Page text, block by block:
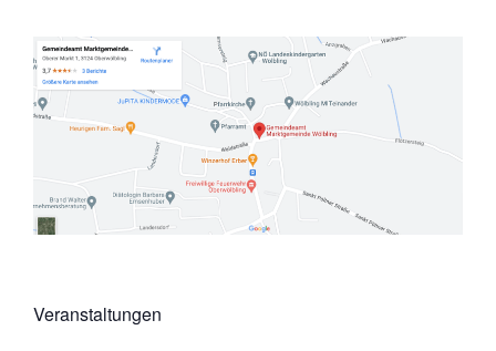
Veranstaltungen